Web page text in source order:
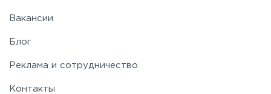
Щелковское
Вакансии
Блог
Реклама и сотрудничество
Контакты